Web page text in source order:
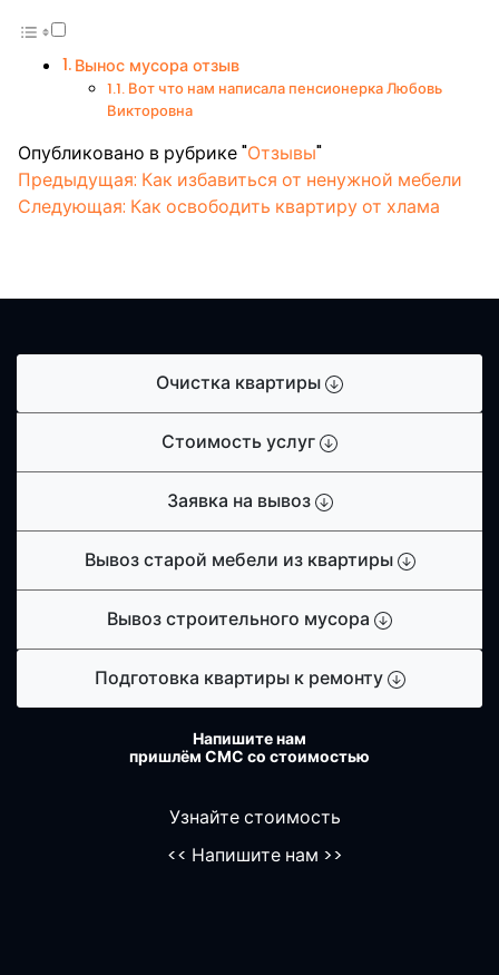
Очистка квартиры
Стоимость услуг
Заявка на вывоз
Вывоз старой мебели из квартиры
Вывоз строительного мусора
Подготовка квартиры к ремонту
Напишите нам
пришлём СМС со стоимостью
Узнайте стоимость
<< Напишите нам >>
Вынос мусора отзыв
Вот что нам написала пенсионерка Любовь
Викторовна
Опубликовано в рубрике "Отзывы"
Навигация
по
Предыдущая: Как избавиться от ненужной мебели
Следующая: Как освободить квартиру от хлама